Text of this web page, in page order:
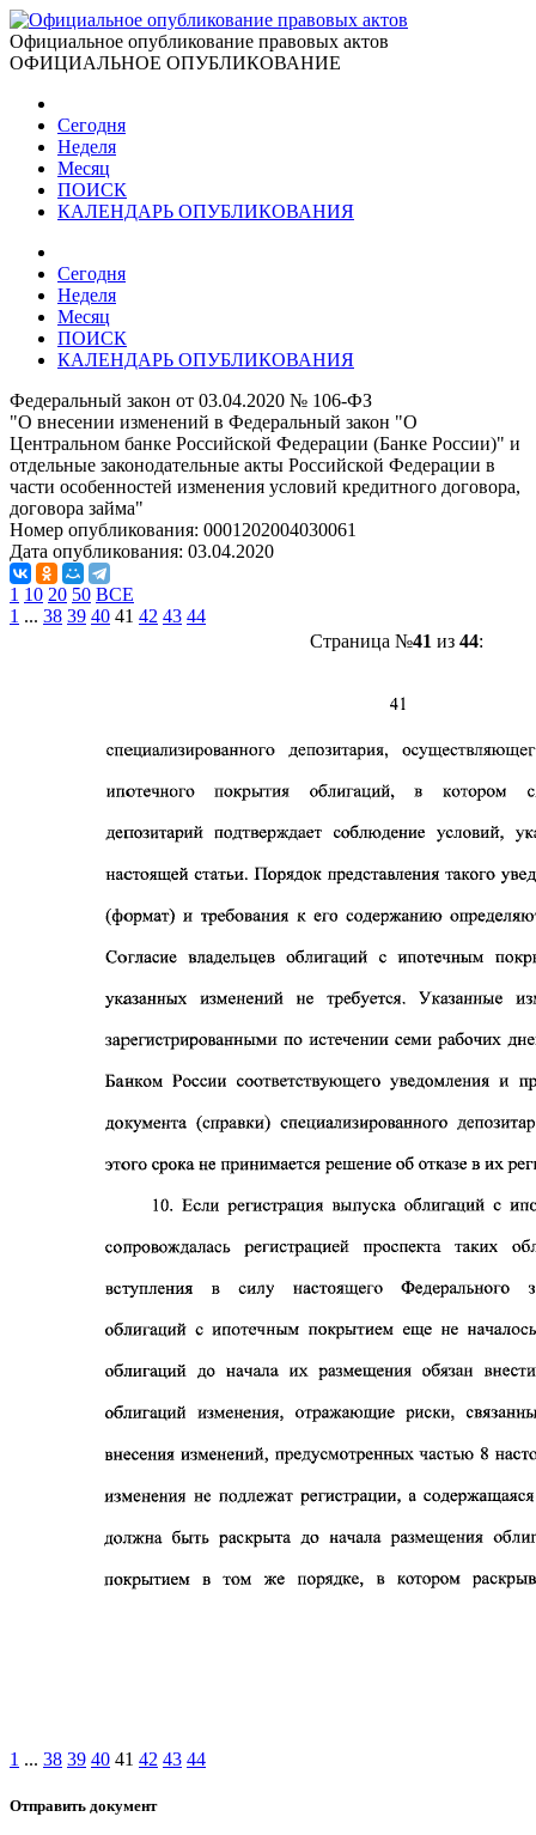
Официальное опубликование правовых актов
ОФИЦИАЛЬНОЕ ОПУБЛИКОВАНИЕ
Сегодня
Неделя
Месяц
ПОИСК
КАЛЕНДАРЬ ОПУБЛИКОВАНИЯ
Сегодня
Неделя
Месяц
ПОИСК
КАЛЕНДАРЬ ОПУБЛИКОВАНИЯ
Федеральный закон от 03.04.2020 № 106-ФЗ
"О внесении изменений в Федеральный закон "О
Центральном банке Российской Федерации (Банке России)" и
отдельные законодательные акты Российской Федерации в
части особенностей изменения условий кредитного договора,
договора займа"
Номер опубликования: 0001202004030061
Дата опубликования: 03.04.2020
1 10 20 50 ВСЕ
1 ... 38 39 40 41 42 43 44
Страница №41 из 44:
1 ... 38 39 40 41 42 43 44
Отправить документ